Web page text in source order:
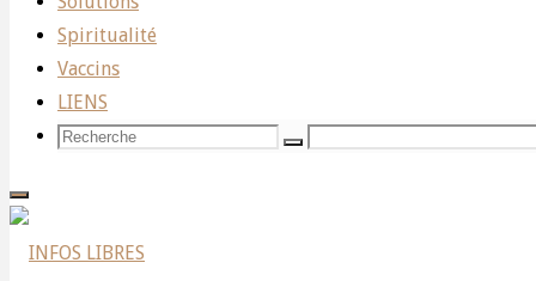
Spiritualité
Vaccins
LIENS
Recherche
Recherche
Recherche